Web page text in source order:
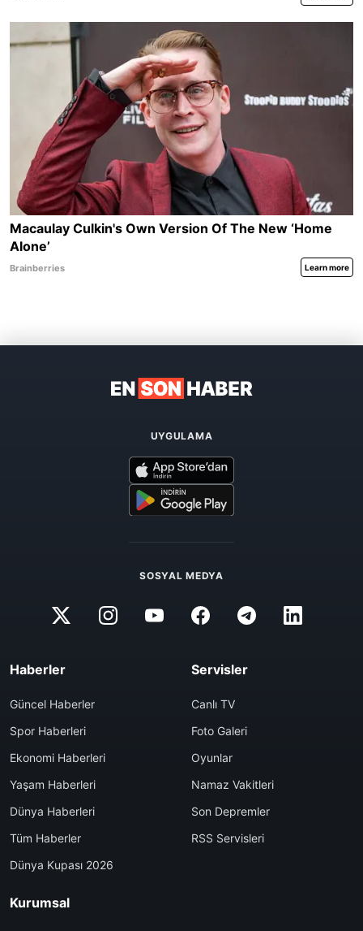
UYGULAMA
SOSYAL MEDYA
Haberler
Güncel Haberler
Spor Haberleri
Ekonomi Haberleri
Yaşam Haberleri
Dünya Haberleri
Tüm Haberler
Dünya Kupası 2026
Servisler
Canlı TV
Foto Galeri
Oyunlar
Namaz Vakitleri
Son Depremler
RSS Servisleri
Kurumsal